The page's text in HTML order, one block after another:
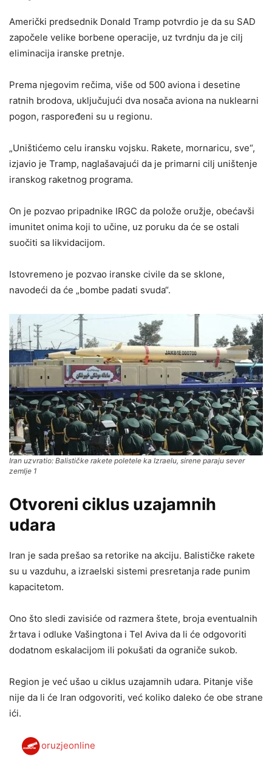
Američki predsednik Donald Tramp potvrdio je da su SAD
započele velike borbene operacije, uz tvrdnju da je cilj
eliminacija iranske pretnje.
Prema njegovim rečima, više od 500 aviona i desetine
ratnih brodova, uključujući dva nosača aviona na nuklearni
pogon, raspoređeni su u regionu.
„Uništićemo celu iransku vojsku. Rakete, mornaricu, sve“,
izjavio je Tramp, naglašavajući da je primarni cilj uništenje
iranskog raketnog programa.
On je pozvao pripadnike IRGC da polože oružje, obećavši
imunitet onima koji to učine, uz poruku da će se ostali
suočiti sa likvidacijom.
Istovremeno je pozvao iranske civile da se sklone,
navodeći da će „bombe padati svuda“.
Iran uzvratio: Balističke rakete poletele ka Izraelu, sirene paraju sever
zemlje 1
Otvoreni ciklus uzajamnih
udara
Iran je sada prešao sa retorike na akciju. Balističke rakete
su u vazduhu, a izraelski sistemi presretanja rade punim
kapacitetom.
Ono što sledi zavisiće od razmera štete, broja eventualnih
žrtava i odluke Vašingtona i Tel Aviva da li će odgovoriti
dodatnom eskalacijom ili pokušati da ograniče sukob.
Region je već ušao u ciklus uzajamnih udara. Pitanje više
nije da li će Iran odgovoriti, već koliko daleko će obe strane
ići.
oruzjeonline